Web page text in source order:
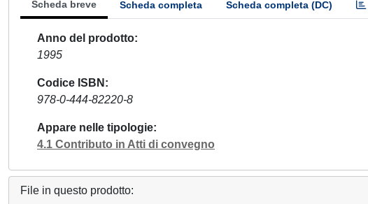
Scheda breve Scheda completa Scheda completa (DC)
Anno del prodotto
1995
Codice ISBN
978-0-444-82220-8
Appare nelle tipologie
4.1 Contributo in Atti di convegno
File in questo prodotto: